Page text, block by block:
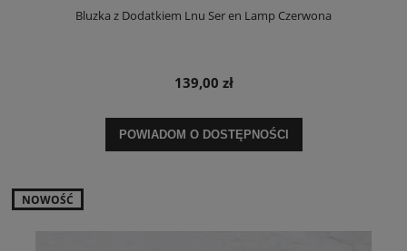
Bluzka z Dodatkiem Lnu Ser en Lamp Czerwona
139,00 zł
POWIADOM O DOSTĘPNOŚCI
NOWOŚĆ